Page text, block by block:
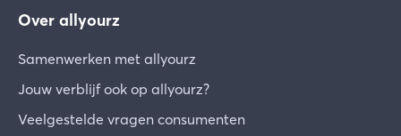
Over allyourz
Samenwerken met allyourz
Jouw verblijf ook op allyourz?
Veelgestelde vragen consumenten